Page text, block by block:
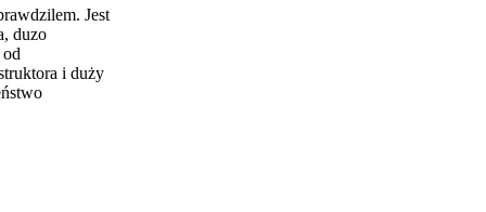
Jest
duzo
i duży